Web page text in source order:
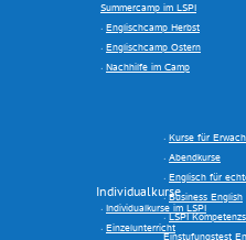
Summercamp im LSPI
Englischcamp Herbst
Englischcamp Ostern
Nachhilfe im Camp
Individualkurse
Individualkurse im LSPI
Einzelunterricht
Kurse für
Abendkurse
Englisch für
Business English
LSPI